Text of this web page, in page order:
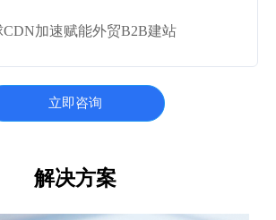
CDN加速赋能外贸B2B建站
立即咨询
解决方案